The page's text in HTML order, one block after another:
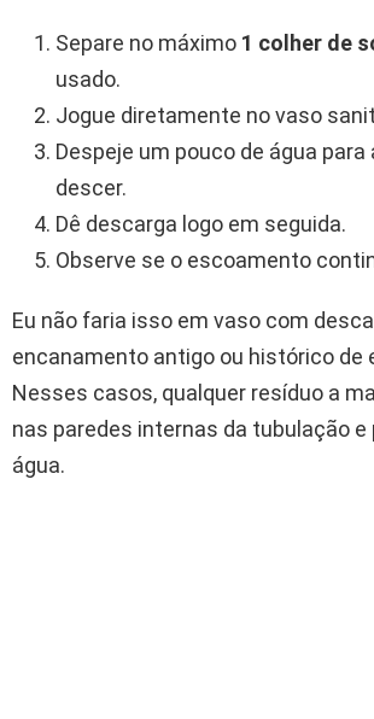
Separe no máximo 1 colher de
usado.
Jogue diretamente no vaso
Despeje um pouco de água para
descer.
Dê descarga logo em seguida.
Observe se o escoamento
Eu não faria isso em vaso com
encanamento antigo ou histórico de
Nesses casos, qualquer resíduo a
nas paredes internas da tubulação e
água.